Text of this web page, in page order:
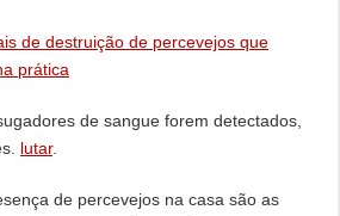
de destruição de percevejos que
prática
de sangue forem detectados,
lutar.
de percevejos na casa são as